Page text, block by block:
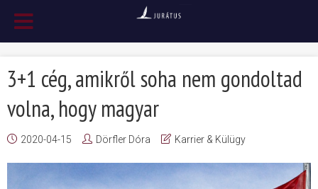
3+1 cég, amikről soha nem gondoltad
volna, hogy magyar
2020-04-15 Dörfler Dóra Karrier & Külügy